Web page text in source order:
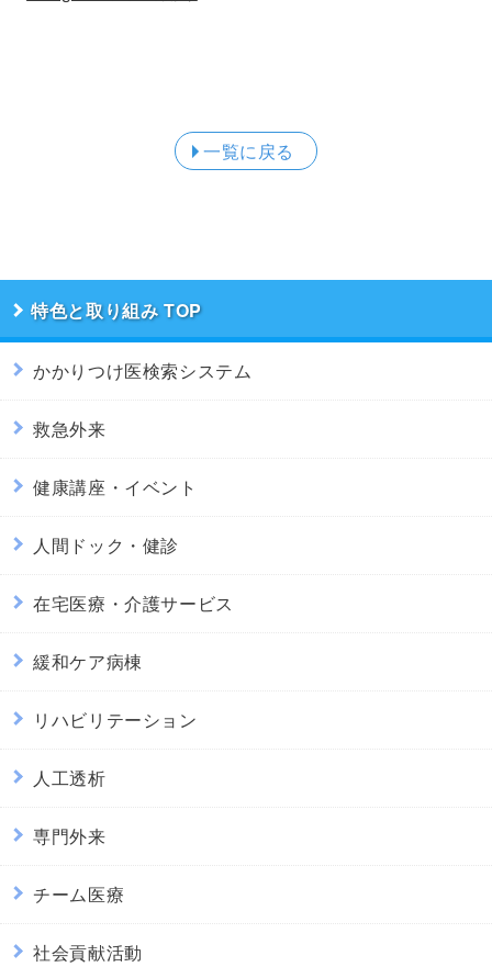
一覧に戻る
特色と取り組み
かかりつけ医検索システム
救急外来
健康講座・イベント
人間ドック・健診
在宅医療・介護サービス
緩和ケア病棟
リハビリテーション
人工透析
専門外来
チーム医療
社会貢献活動